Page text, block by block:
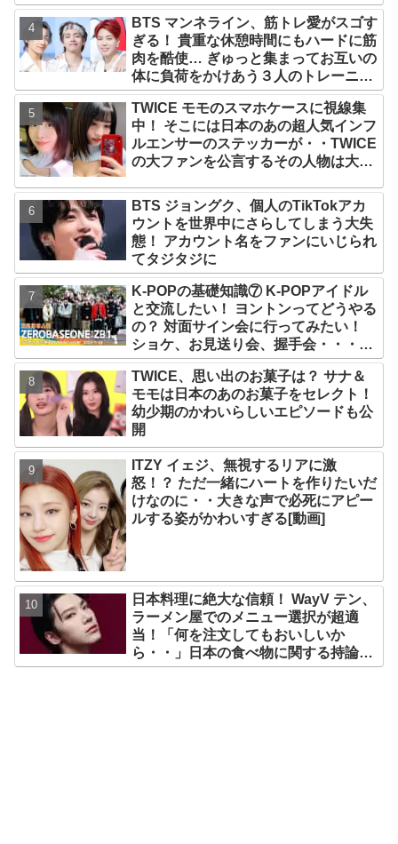
BTS マンネライン、筋トレ愛がスゴす
ぎる！ 貴重な休憩時間にもハードに筋
肉を酷使… ぎゅっと集まってお互いの
体に負荷をかけあう３人のトレーニン
グ風景がかわいすぎるとファンくぎづ
け
TWICE モモのスマホケースに視線集
中！ そこには日本のあの超人気インフ
ルエンサーのステッカーが・・TWICE
の大ファンを公言するその人物は大よ
と話題沸騰
BTS ジョングク、個人のTikTokアカ
ウントを世界中にさらしてしまう大失
態！ アカウント名をファンにいじられ
てタジタジに
K-POPの基礎知識⑦ K-POPアイドル
と交流したい！ ヨントンってどうやる
の？ 対面サイン会に行ってみたい！
ショケ、お見送り会、握手会・・・リ
リースイベントあれこれを紹介
TWICE、思い出のお菓子は？ サナ＆
モモは日本のあのお菓子をセレクト！
幼少期のかわいらしいエピソードも公
開
ITZY イェジ、無視するリアに激
怒！？ ただ一緒にハートを作りたいだ
けなのに・・大きな声で必死にアピー
ルする姿がかわいすぎる[動画]
日本料理に絶大な信頼！ WayV テン、
ラーメン屋でのメニュー選択が超適
当！「何を注文してもおいしいか
ら・・」日本の食べ物に関する持論を
明かす